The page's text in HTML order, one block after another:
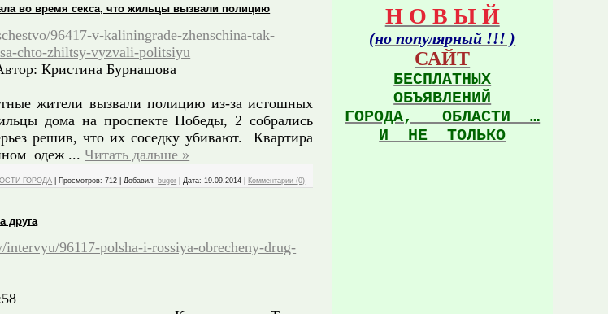
во время секса, что жильцы вызвали полицию
96417-v-kaliningrade-zhenschina-tak-
chto-zhiltsy-vyzvali-politsiyu
Кристина Бурнашова
жители вызвали полицию из-за истошных
дома на проспекте Победы, 2 собрались
решив, что их соседку убивают. Квартира
одеж ...Читать дальше »
ГОРОДА Просмотров: 712 |Добавил: bugor |Дата: 19.09.2014 Комментарии (0)
друга
96117-polsha-i-rossiya-obrecheny-drug-
Н О В Ы Й
(но популярный !!! )
САЙТ
БЕСПЛАТНЫХ
ОБЪЯВЛЕНИЙ
ГОРОДА, ОБЛАСТИ …
И НЕ ТОЛЬКО